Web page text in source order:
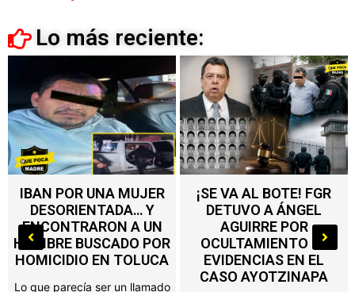
Lo más reciente:
¡SE VA AL BOTE! FGR
DETUVO A ÁNGEL
AGUIRRE POR
OCULTAMIENTO DE
EVIDENCIAS EN EL
Delfina Gómez
encabeza inicio de
modernización del
zoológico del Parque
del Pueblo